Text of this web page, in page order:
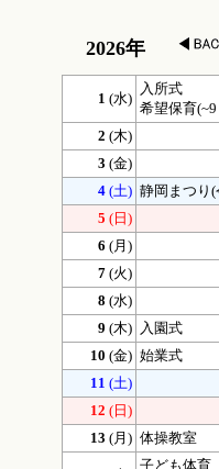
2026年
1 (水)
入所式
希望保育
2 (木)
3 (金)
4 (土) 静岡まつり
5 (日)
6 (月)
7 (火)
8 (水)
9 (木) 入園式
10 (金) 始業式
11 (土)
12 (日)
13 (月) 体操教室
子ども体育